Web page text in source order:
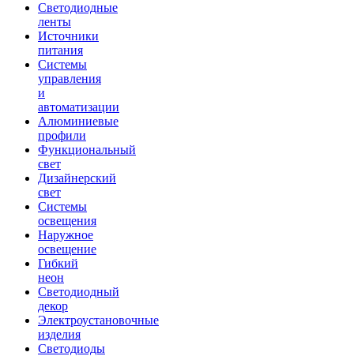
Светодиодные
ленты
Источники
питания
Системы
управления
и
автоматизации
Алюминиевые
профили
Функциональный
свет
Дизайнерский
свет
Системы
освещения
Наружное
освещение
Гибкий
неон
Светодиодный
декор
Электроустановочные
изделия
Светодиоды